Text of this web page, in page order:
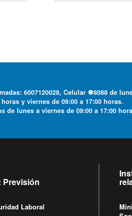
6007120028, Celular ✽8088 de
horas y viernes de 09:00 a 17:00 horas.
de lunes a viernes de 09:00 a 17:00
Previsión
Laboral